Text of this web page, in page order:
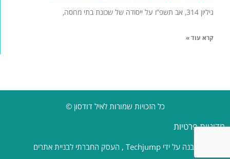
גיליון 314, אב תשפ”ו על ייסודה של שכונת בתי מחסה,
קרא עוד »
כל הזכויות שמורות לאיל דודסון ©
מדיניות פרטיות
נבנה על ידיTechjump , העסק החברתי לבניית אתרים